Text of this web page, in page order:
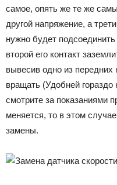
самое, опять же те же
другой напряжение, а
нужно будет
второй его контакт
вывесив одно из передних
вращать (Удобней гораздо
смотрите за показаниями
меняется, то в этом
замены.